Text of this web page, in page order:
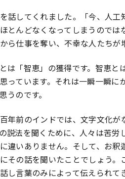
話してくれました。「今、人
とんどなくなってしまうので
ら仕事を奪い、不幸な人たち
は「智恵」の獲得です。智恵
っています。それは一瞬一瞬
うのです。
年前のインドでは、文字文化
説法を聞くために、人々は苦
違いありません。そして、お
その話を聞いたことでしょう
し言葉のみによって伝えられ